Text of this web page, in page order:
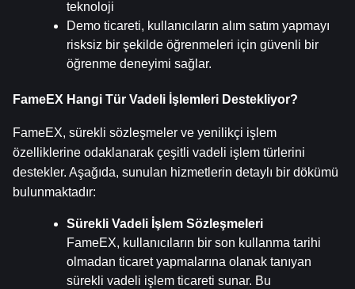
teknoloji
Demo ticareti, kullanıcıların alım satım yapmayı
risksiz bir şekilde öğrenmeleri için güvenli bir
öğrenme deneyimi sağlar.
FameEX Hangi Tür Vadeli İşlemleri Destekliyor?
FameEX, sürekli sözleşmeler ve yenilikçi işlem
özelliklerine odaklanarak çeşitli vadeli işlem türlerini
destekler. Aşağıda, sunulan hizmetlerin detaylı bir dökümü
bulunmaktadır:
Sürekli Vadeli İşlem Sözleşmeleri
FameEX, kullanıcıların bir son kullanma tarihi
olmadan ticaret yapmalarına olanak tanıyan
sürekli vadeli işlem ticareti sunar. Bu